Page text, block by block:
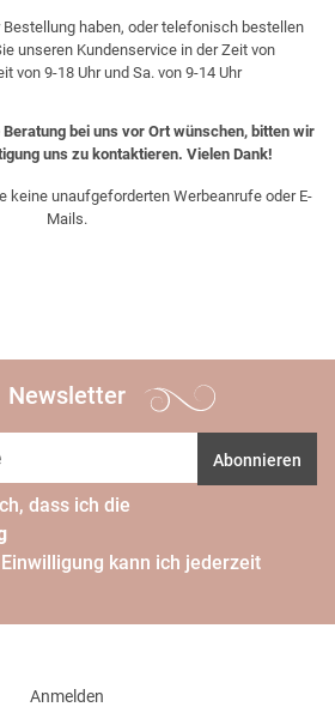
Bestellung haben, oder telefonisch bestellen
unseren Kundenservice in der Zeit von
von 9-18 Uhr und Sa. von 9-14 Uhr
bei uns vor Ort wünschen, bitten wir
uns zu kontaktieren. Vielen Dank!
keine unaufgeforderten Werbeanrufe oder E-
Mails.
Newsletter
Abonnieren
dass ich die
kann ich jederzeit
Anmelden